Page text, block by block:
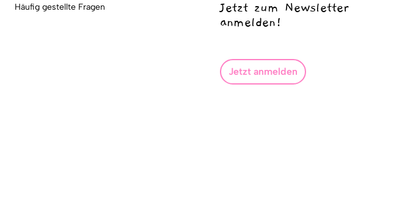
Häufig gestellte Fragen
Jetzt zum Newsletter
anmelden!
Jetzt anmelden